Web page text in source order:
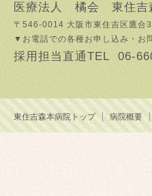
医療法人 橘会 東住吉
〒546-0014 大阪市東住吉区鷹合
▼お電話での各種お申し込み・お
採用担当直通TEL 06-
東住吉森本病院トップ 病院概要